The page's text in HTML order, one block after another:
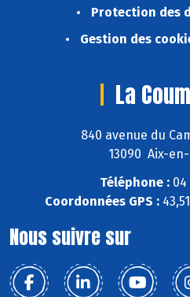
Protection des
Gestion des
La
840 avenue du
13090 Aix-
Téléphone : 04
Coordonnées GPS :
Nous suivre sur